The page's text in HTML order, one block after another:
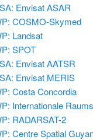
Envisat ASAR
COSMO-Skymed
Landsat
SPOT
Envisat AATSR
Envisat MERIS
Costa Concordia
Internationale
RADARSAT-2
Centre Spatial